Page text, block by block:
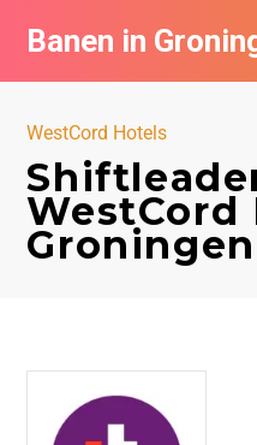
Banen in
WestCord Hotels
WestCord
Groningen
Vacatures per bedrijf
Nieuwsbrief feed